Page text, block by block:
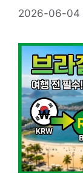
2026-06-04